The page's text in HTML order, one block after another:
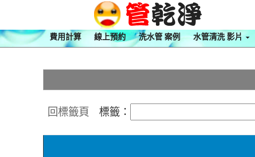
費用計算 線上預約 洗水管 案例 水管清洗 影片
回標籤頁 標籤：